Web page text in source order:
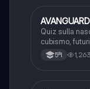
AStoria
Quiz sulla
cubismo,
5ªl 1,263